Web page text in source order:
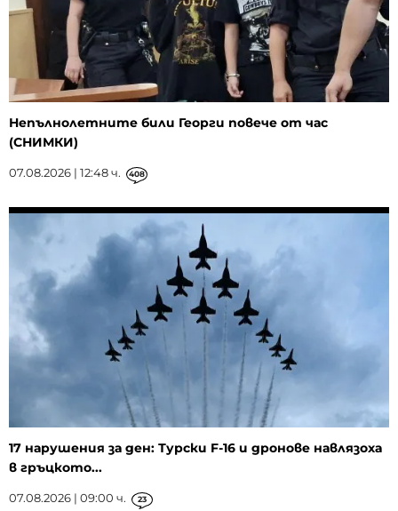
Непълнолетните били Георги повече от час
(СНИМКИ)
07.08.2026 | 12:48 ч. 408
17 нарушения за ден: Турски F-16 и дронове навлязоха
в гръцкото...
07.08.2026 | 09:00 ч. 23